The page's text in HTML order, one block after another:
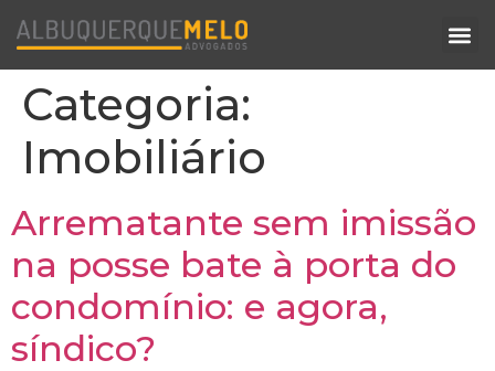
Categoria:
Imobiliário
Arrematante sem imissão
na posse bate à porta do
condomínio: e agora,
síndico?